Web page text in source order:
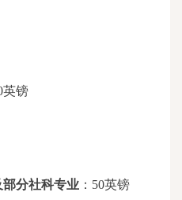
英镑
分社科专业 ： 50英镑